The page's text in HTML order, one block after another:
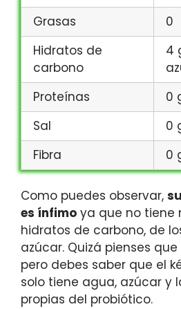
Grasas
0
Hidratos de
carbono
4
Proteínas
0
Sal
0
Fibra
0
Como puedes observar,
es ínfimo ya que no tiene
hidratos de carbono, de
azúcar. Quizá pienses
pero debes saber que el
solo tiene agua, azúcar y
propias del probiótico.